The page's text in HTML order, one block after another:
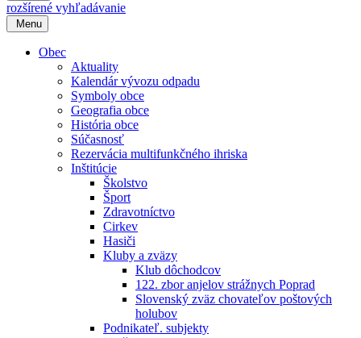
rozšírené vyhľadávanie
Menu
Obec
Aktuality
Kalendár vývozu odpadu
Symboly obce
Geografia obce
História obce
Súčasnosť
Rezervácia multifunkčného ihriska
Inštitúcie
Školstvo
Šport
Zdravotníctvo
Cirkev
Hasiči
Kluby a zväzy
Klub dôchodcov
122. zbor anjelov strážnych Poprad
Slovenský zväz chovateľov poštových
holubov
Podnikateľ. subjekty